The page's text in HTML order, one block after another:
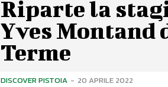
Riparte la
Yves Montand
Terme
DISCOVER PISTOIA - 20 APRILE 2022